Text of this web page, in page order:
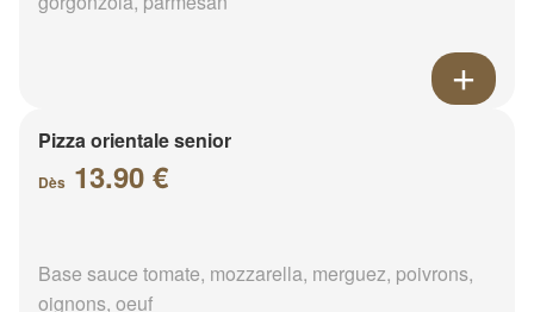
Pizza orientale senior
Dès 13.90 €
Base sauce tomate, mozzarella, merguez, poivrons,
oignons, oeuf